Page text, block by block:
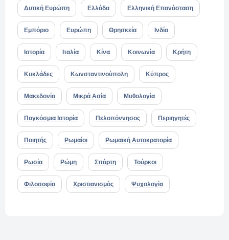
Δυτική Ευρώπη Ελλάδα Ελληνική Επανάσταση
Εμπόριο Ευρώπη Θρησκεία Ινδία
Ιστορία Ιταλία Κίνα Κοινωνία Κρήτη
Κυκλάδες Κωνσταντινούπολη Κύπρος
Μακεδονία Μικρά Ασία Μυθολογία
Παγκόσμια Ιστορία Πελοπόννησος Περιηγητές
Ποιητής Ρωμαίοι Ρωμαϊκή Αυτοκρατορία
Ρωσία Ρώμη Σπάρτη Τούρκοι
Φιλοσοφία Χριστιανισμός Ψυχολογία